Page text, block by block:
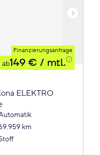
Finanzierungsanfrage
ab149 € / mtl.
ELEKTRO
km